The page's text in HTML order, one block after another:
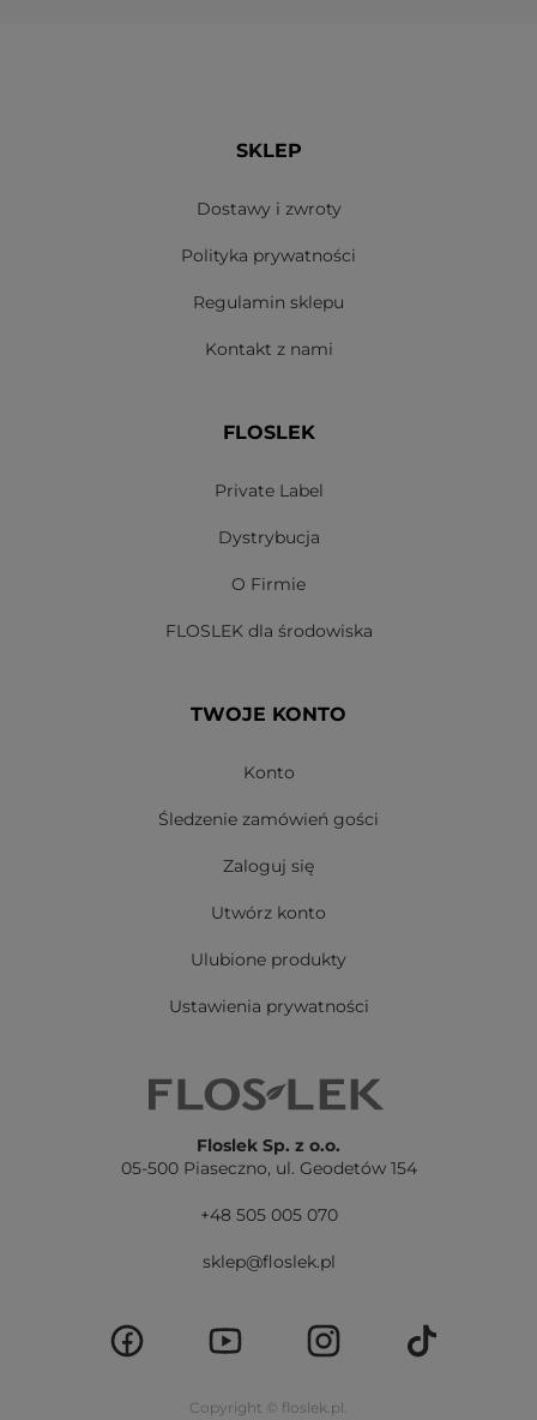
SKLEP
Dostawy i zwroty
Polityka prywatności
Regulamin sklepu
Kontakt z nami
FLOSLEK
Private Label
Dystrybucja
O Firmie
FLOSLEK dla środowiska
TWOJE KONTO
Konto
Śledzenie zamówień gości
Zaloguj się
Utwórz konto
Ulubione produkty
Ustawienia prywatności
Floslek Sp. z o.o.
05-500 Piaseczno, ul. Geodetów 154
+48 505 005 070
sklep@floslek.pl
Copyright © floslek.pl.